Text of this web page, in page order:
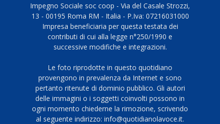
Impegno Sociale soc coop - Via del Casale Strozzi,
13 - 00195 Roma RM - Italia - P.Iva: 07216031000
Impresa beneficiaria per questa testata dei
contributi di cui alla legge n°250/1990 e
successive modifiche e integrazioni.
Le foto riprodotte in questo quotidiano
provengono in prevalenza da Internet e sono
pertanto ritenute di dominio pubblico. Gli autori
delle immagini o i soggetti coinvolti possono in
ogni momento chiederne la rimozione, scrivendo
al seguente indirizzo: info@quotidianolavoce.it.